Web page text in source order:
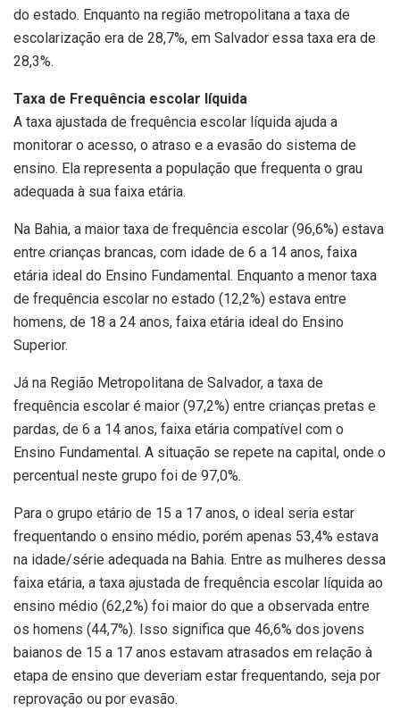
do estado. Enquanto na região metropolitana a taxa de
escolarização era de 28,7%, em Salvador essa taxa era de
28,3%.
Taxa de Frequência escolar líquida
A taxa ajustada de frequência escolar líquida ajuda a
monitorar o acesso, o atraso e a evasão do sistema de
ensino. Ela representa a população que frequenta o grau
adequada à sua faixa etária.
Na Bahia, a maior taxa de frequência escolar (96,6%) estava
entre crianças brancas, com idade de 6 a 14 anos, faixa
etária ideal do Ensino Fundamental. Enquanto a menor taxa
de frequência escolar no estado (12,2%) estava entre
homens, de 18 a 24 anos, faixa etária ideal do Ensino
Superior.
Já na Região Metropolitana de Salvador, a taxa de
frequência escolar é maior (97,2%) entre crianças pretas e
pardas, de 6 a 14 anos, faixa etária compatível com o
Ensino Fundamental. A situação se repete na capital, onde o
percentual neste grupo foi de 97,0%.
Para o grupo etário de 15 a 17 anos, o ideal seria estar
frequentando o ensino médio, porém apenas 53,4% estava
na idade/série adequada na Bahia. Entre as mulheres dessa
faixa etária, a taxa ajustada de frequência escolar líquida ao
ensino médio (62,2%) foi maior do que a observada entre
os homens (44,7%). Isso significa que 46,6% dos jovens
baianos de 15 a 17 anos estavam atrasados em relação à
etapa de ensino que deveriam estar frequentando, seja por
reprovação ou por evasão.